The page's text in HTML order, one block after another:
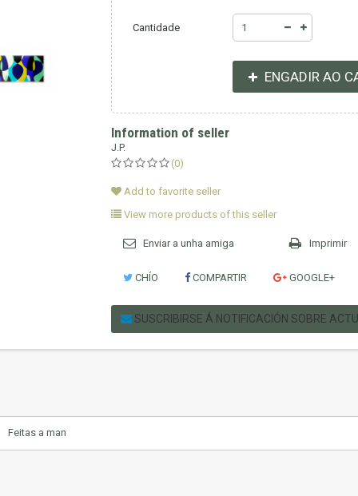
Cantidade
ENGADIR AO
Information of seller
J.P.
(0)
Add to favorite seller
View more products of this seller
Enviar a unha amiga Imprimir
CHÍO COMPARTIR GOOGLE+
SUSCRIBIRSE Á NOTIFICACIÓN SOBRE
Feitas a man